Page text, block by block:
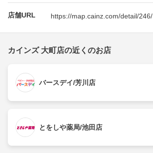
店舗URL https://map.cainz.com/detail/246/
カインズ 大町店の近くのお店
バースデイ/芳川店
とをしや薬局/池田店